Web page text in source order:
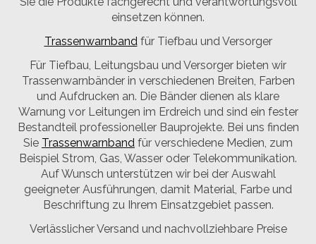
einsetzen können.
Trassenwarnbandfür Tiefbau und Versorger
Für Tiefbau, Leitungsbau und Versorger bieten wir
Trassenwarnbänder in verschiedenen Breiten, Farben
und Aufdrucken an. Die Bänder dienen als klare
Warnung vor Leitungen im Erdreich und sind ein fester
Bestandteil professioneller Bauprojekte. Bei uns finden
Sie Trassenwarnband für verschiedene Medien, zum
Beispiel Strom, Gas, Wasser oder Telekommunikation.
Auf Wunsch unterstützen wir bei der Auswahl
geeigneter Ausführungen, damit Material, Farbe und
Beschriftung zu Ihrem Einsatzgebiet passen.
Verlässlicher Versand und nachvollziehbare Preise